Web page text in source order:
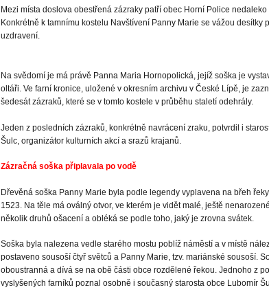
Mezi místa doslova obestřená zázraky patří obec Horní Police nedaleko
Konkrétně k tamnímu kostelu Navštívení Panny Marie se vážou desítky
uzdravení.
Na svědomí je má právě Panna Maria Hornopolická, jejíž soška je
oltáři. Ve farní kronice, uložené v okresním archivu v České Lípě, je
šedesát zázraků, které se v tomto kostele v průběhu staletí odehrály.
Jeden z posledních zázraků, konkrétně navrácení zraku, potvrdil i
Šulc, organizátor kulturních akcí a srazů krajanů.
Zázračná soška připlavala po vodě
Dřevěná soška Panny Marie byla podle legendy vyplavena na břeh
1523. Na těle má oválný otvor, ve kterém je vidět malé, ještě
několik druhů ošacení a obléká se podle toho, jaký je zrovna svátek.
Soška byla nalezena vedle starého mostu poblíž náměstí a v místě
postaveno sousoší čtyř světců a Panny Marie, tzv. mariánské sousoší.
oboustranná a dívá se na obě části obce rozdělené řekou. Jednoho z
vyslyšených farníků poznal osobně i současný starosta obce Lubomír